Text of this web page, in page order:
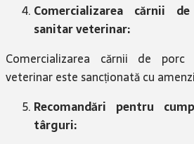
Comercializarea cărnii
sanitar veterinar:
Comercializarea cărnii de
veterinar este sancționată cu
Recomandări pentru
târguri: